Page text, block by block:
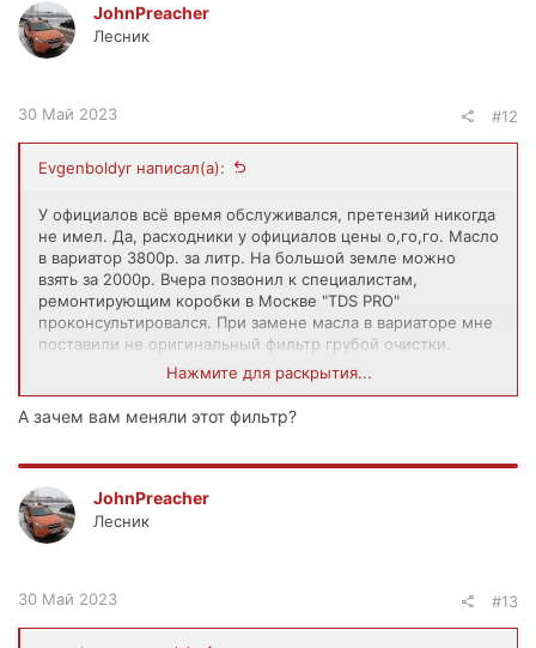
JohnPreacher
Лесник
30 Май 2023 #12
Evgenboldyr написал(а):
У официалов всё время обслуживался, претензий никогда
не имел. Да, расходники у официалов цены о,го,го. Масло
в вариатор 3800р. за литр. На большой земле можно
взять за 2000р. Вчера позвонил к специалистам,
ремонтирующим коробки в Москве "TDS PRO"
проконсультировался. При замене масла в вариаторе мне
поставили не оригинальный фильтр грубой очистки.
(Оригинал 25 000р.,не оригинал 3000р. Я сам покупал
фильтр). Спец. сказал что нужно ставить оригинал и все
пинки пройдут. Не знаю в чём отличие этих фильтров,
вроде всё одинаково.
Нажмите для раскрытия...
А зачем вам меняли этот фильтр?
JohnPreacher
Лесник
30 Май 2023 #13